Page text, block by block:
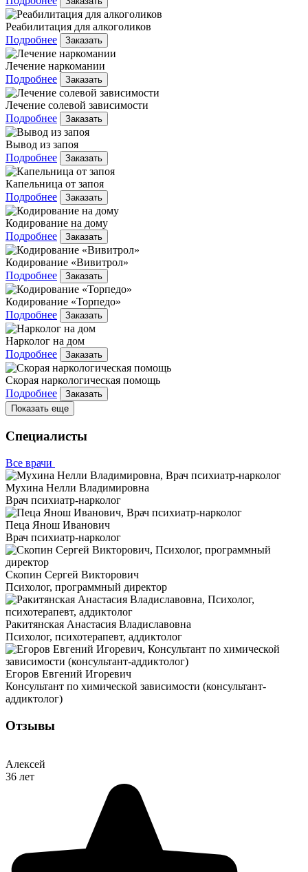
Реабилитация для алкоголиков
Подробнее
Заказать
Лечение наркомании
Подробнее
Заказать
Лечение солевой зависимости
Подробнее
Заказать
Вывод из запоя
Подробнее
Заказать
Капельница от запоя
Подробнее
Заказать
Кодирование на дому
Подробнее
Заказать
Кодирование «Вивитрол»
Подробнее
Заказать
Кодирование «Торпедо»
Подробнее
Заказать
Нарколог на дом
Подробнее
Заказать
Скорая наркологическая помощь
Подробнее
Заказать
Показать еще
Специалисты
Все врачи
Мухина Нелли Владимировна
Врач психиатр-нарколог
Пеца Янош Иванович
Врач психиатр-нарколог
Скопин Сергей Викторович
Психолог, программный директор
Ракитянская Анастасия Владиславовна
Психолог, психотерапевт, аддиктолог
Егоров Евгений Игоревич
Консультант по химической зависимости (консультант-
аддиктолог)
Отзывы
Алексей
36 лет